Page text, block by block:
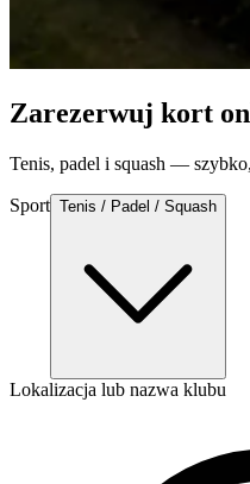
Zarezerwuj kort
Tenis, padel i squash —
Sport Tenis / Padel / Squash
Lokalizacja lub nazwa klubu